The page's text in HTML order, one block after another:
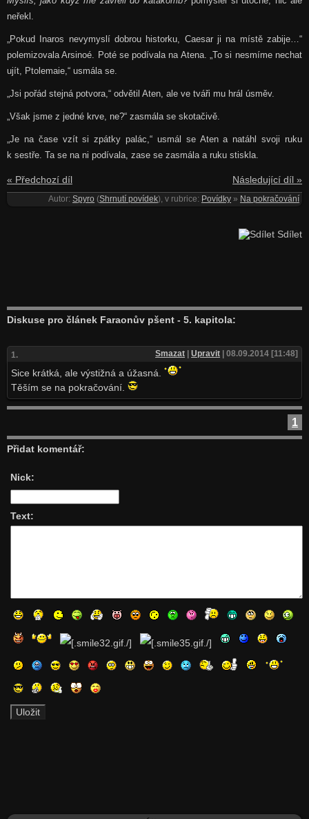
neřekl.
„Pokud Inaros nevymyslí dobrou historku, Caesar ji na místě zabije…“
polemizovala Arsinoé. Poté se podívala na Atena. „To si nesmíme nechat
ujít, Ptolemaie,“ usmála se.
„Jsi pořád stejná potvora,“ odvětil Aten, ale ve tváři mu hrál úsměv.
„Však jsme z jedné krve, ne?“ zasmála se skotačivě.
„Je na čase vzít si zpátky palác,“ usmál se Aten a natáhl svoji ruku
k sestře. Ta se na ni podívala, zase se zasmála a ruku stiskla.
« Předchozí díl Následující díl »
Autor:Spyro (Shrnutí povídek), v rubrice: Povídky » Na pokračování
Sdílet
Diskuse pro článek Faraonův pšent - 5. kapitola:
1. Smazat |Upravit | 08.09.2014 [11:48]
Sice krátká, ale výstižná a úžasná.
Těším se na pokračování.
1
Přidat komentář:
Nick:
Text: